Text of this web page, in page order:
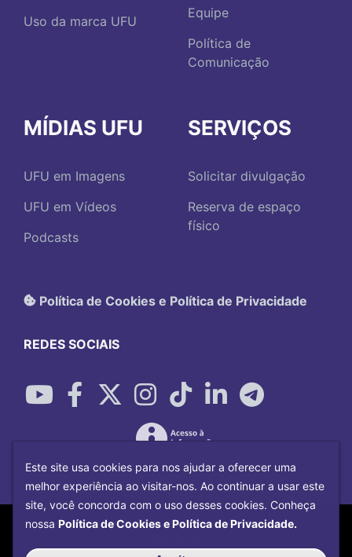
Uso da marca UFU
Equipe
Política de
Comunicação
MÍDIAS UFU
UFU em Imagens
UFU em Vídeos
Podcasts
SERVIÇOS
Solicitar divulgação
Reserva de espaço
físico
Política de Cookies e Política de Privacidade
REDES SOCIAIS
Copyright©2026Universidade Federal
Este site usa cookies para nos ajudar a oferecer uma
melhor experiência ao visitar-nos. Ao continuar a usar este
site, você concorda com o uso desses cookies. Conheça
nossa Política de Cookies e Política de Privacidade.